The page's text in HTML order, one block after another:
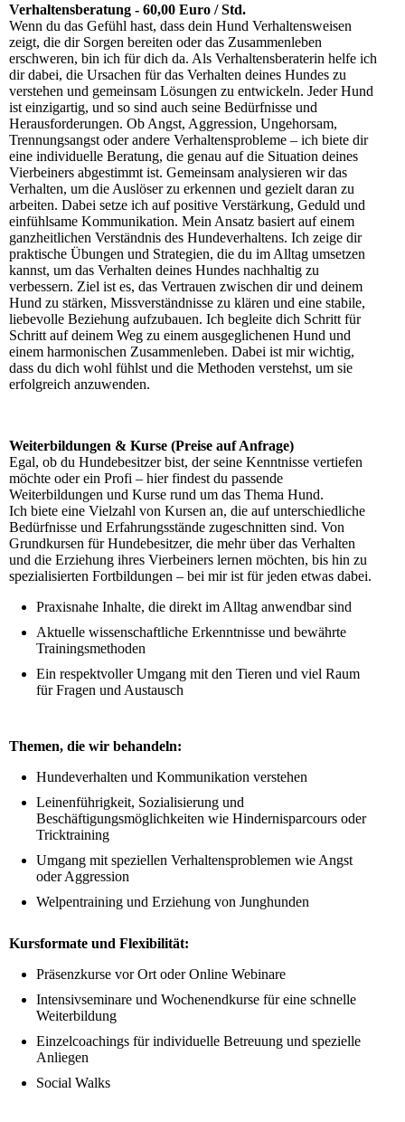
Verhaltensberatung - 60,00 Euro / Std.
Wenn du das Gefühl hast, dass dein Hund Verhaltensweisen
zeigt, die dir Sorgen bereiten oder das Zusammenleben
erschweren, bin ich für dich da. Als Verhaltensberaterin helfe ich
dir dabei, die Ursachen für das Verhalten deines Hundes zu
verstehen und gemeinsam Lösungen zu entwickeln. Jeder Hund
ist einzigartig, und so sind auch seine Bedürfnisse und
Herausforderungen. Ob Angst, Aggression, Ungehorsam,
Trennungsangst oder andere Verhaltensprobleme – ich biete dir
eine individuelle Beratung, die genau auf die Situation deines
Vierbeiners abgestimmt ist. Gemeinsam analysieren wir das
Verhalten, um die Auslöser zu erkennen und gezielt daran zu
arbeiten. Dabei setze ich auf positive Verstärkung, Geduld und
einfühlsame Kommunikation. Mein Ansatz basiert auf einem
ganzheitlichen Verständnis des Hundeverhaltens. Ich zeige dir
praktische Übungen und Strategien, die du im Alltag umsetzen
kannst, um das Verhalten deines Hundes nachhaltig zu
verbessern. Ziel ist es, das Vertrauen zwischen dir und deinem
Hund zu stärken, Missverständnisse zu klären und eine stabile,
liebevolle Beziehung aufzubauen. Ich begleite dich Schritt für
Schritt auf deinem Weg zu einem ausgeglichenen Hund und
einem harmonischen Zusammenleben. Dabei ist mir wichtig,
dass du dich wohl fühlst und die Methoden verstehst, um sie
erfolgreich anzuwenden.
Weiterbildungen & Kurse (Preise auf Anfrage)
Egal, ob du Hundebesitzer bist, der seine Kenntnisse vertiefen
möchte oder ein Profi – hier findest du passende
Weiterbildungen und Kurse rund um das Thema Hund.
Ich biete eine Vielzahl von Kursen an, die auf unterschiedliche
Bedürfnisse und Erfahrungsstände zugeschnitten sind. Von
Grundkursen für Hundebesitzer, die mehr über das Verhalten
und die Erziehung ihres Vierbeiners lernen möchten, bis hin zu
spezialisierten Fortbildungen – bei mir ist für jeden etwas dabei.
Praxisnahe Inhalte, die direkt im Alltag anwendbar sind
Aktuelle wissenschaftliche Erkenntnisse und bewährte
Trainingsmethoden
Ein respektvoller Umgang mit den Tieren und viel Raum
für Fragen und Austausch
Themen, die wir behandeln:
Hundeverhalten und Kommunikation verstehen
Leinenführigkeit, Sozialisierung und
Beschäftigungsmöglichkeiten wie Hindernisparcours oder
Tricktraining
Umgang mit speziellen Verhaltensproblemen wie Angst
oder Aggression
Welpentraining und Erziehung von Junghunden
Kursformate und Flexibilität:
Präsenzkurse vor Ort oder Online Webinare
Intensivseminare und Wochenendkurse für eine schnelle
Weiterbildung
Einzelcoachings für individuelle Betreuung und spezielle
Anliegen
Social Walks